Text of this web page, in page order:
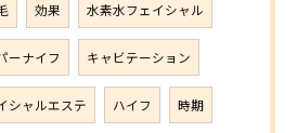
効果 水素水フェイシャル
ーナイフ キャビテーション
シャルエステ ハイフ 時期